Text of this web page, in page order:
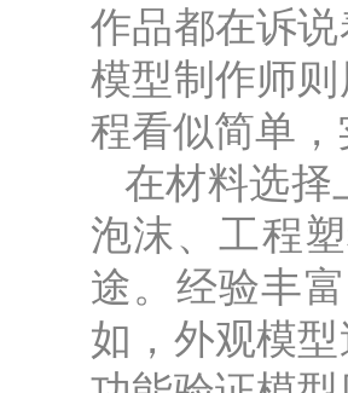
作品都在诉
模型制作师
程看似简单
在材料选择
泡沫、工程
途。经验丰
如，外观模